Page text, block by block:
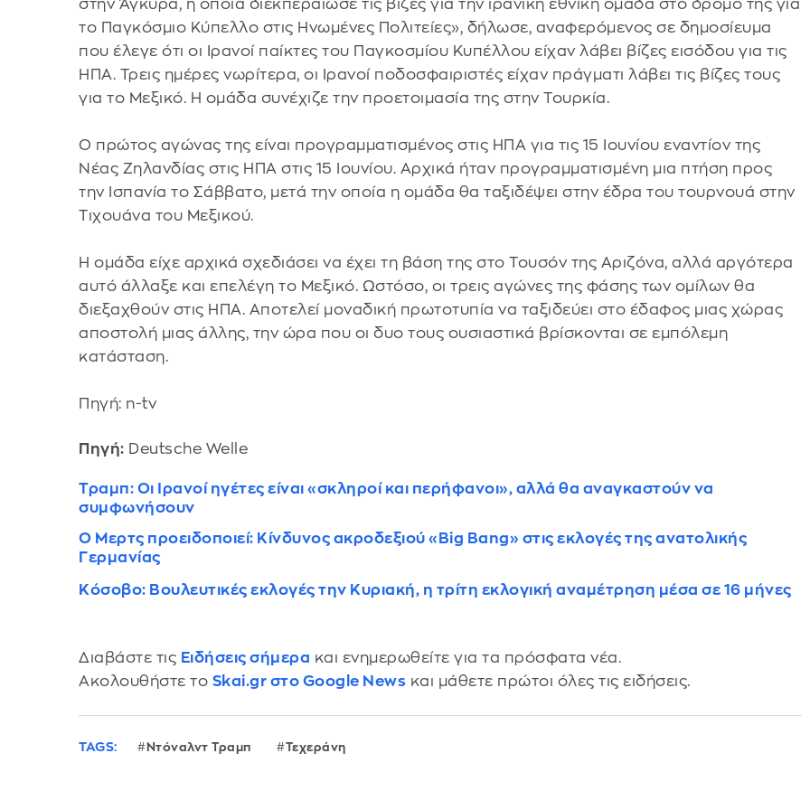
στην Άγκυρα, η οποία διεκπεραίωσε τις βίζες για την ιρανική εθνική ομάδα στο δρόμο της για
το Παγκόσμιο Κύπελλο στις Ηνωμένες Πολιτείες», δήλωσε, αναφερόμενος σε δημοσίευμα
που έλεγε ότι οι Ιρανοί παίκτες του Παγκοσμίου Κυπέλλου είχαν λάβει βίζες εισόδου για τις
ΗΠΑ. Τρεις ημέρες νωρίτερα, οι Ιρανοί ποδοσφαιριστές είχαν πράγματι λάβει τις βίζες τους
για το Μεξικό. Η ομάδα συνέχιζε την προετοιμασία της στην Τουρκία.
Ο πρώτος αγώνας της είναι προγραμματισμένος στις ΗΠΑ για τις 15 Ιουνίου εναντίον της
Νέας Ζηλανδίας στις ΗΠΑ στις 15 Ιουνίου. Αρχικά ήταν προγραμματισμένη μια πτήση προς
την Ισπανία το Σάββατο, μετά την οποία η ομάδα θα ταξιδέψει στην έδρα του τουρνουά στην
Τιχουάνα του Μεξικού.
Η ομάδα είχε αρχικά σχεδιάσει να έχει τη βάση της στο Τουσόν της Αριζόνα, αλλά αργότερα
αυτό άλλαξε και επελέγη το Μεξικό. Ωστόσο, οι τρεις αγώνες της φάσης των ομίλων θα
διεξαχθούν στις ΗΠΑ. Αποτελεί μοναδική πρωτοτυπία να ταξιδεύει στο έδαφος μιας χώρας
αποστολή μιας άλλης, την ώρα που οι δυο τους ουσιαστικά βρίσκονται σε εμπόλεμη
κατάσταση.
Πηγή: n-tv
Πηγή: Deutsche Welle
Τραμπ: Οι Ιρανοί ηγέτες είναι «σκληροί και περήφανοι», αλλά θα αναγκαστούν να
συμφωνήσουν
O Μερτς προειδοποιεί: Κίνδυνος ακροδεξιού «Big Bang» στις εκλογές της ανατολικής
Γερμανίας
Κόσοβο: Βουλευτικές εκλογές την Κυριακή, η τρίτη εκλογική αναμέτρηση μέσα σε 16 μήνες
Διαβάστε τις Ειδήσεις σήμερα και ενημερωθείτε για τα πρόσφατα νέα.
Ακολουθήστε το Skai.gr στο Google News και μάθετε πρώτοι όλες τις ειδήσεις.
TAGS: Ντόναλντ Τραμπ Τεχεράνη